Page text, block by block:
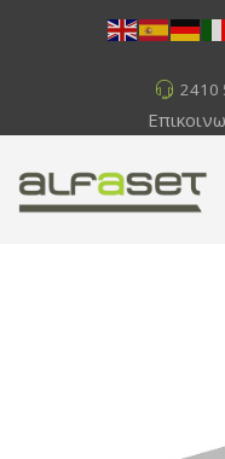
2410